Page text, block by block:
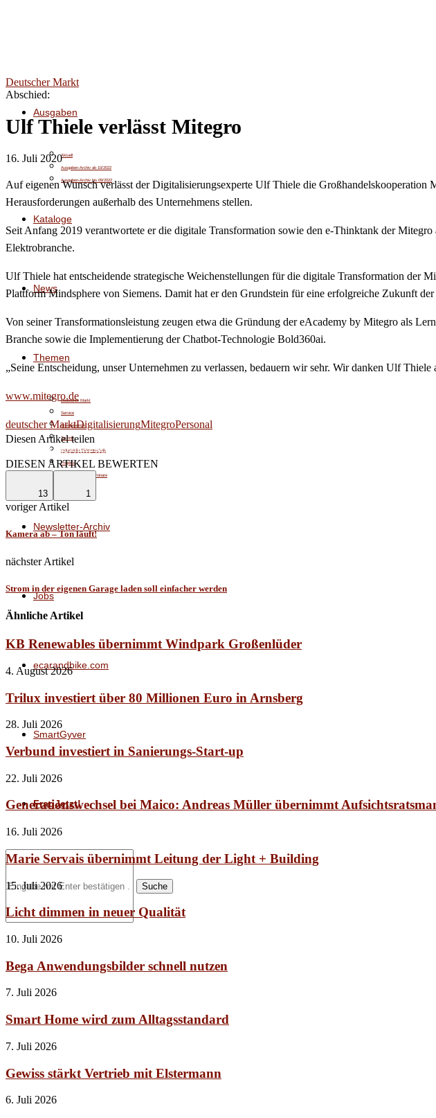
Ausgaben
Aktuell
Ausgaben-Archiv ab 10/2022
Ausgaben-Archiv bis 09/2022
Kataloge
News
Themen
Deutscher Markt
Service
Energiewende
Technik
Industrielle Elektrotechnik
Projekte
Veranstaltungen/Seminare
Newsletter-Archiv
Jobs
ecarandbike.com
SmartGyver
FragJetzt!
Suche
Deutscher Markt
Abschied:
Ulf Thiele verlässt Mitegro
16. Juli 2020
Auf eigenen Wunsch verlässt der Digitalisierungsexperte Ulf Thiele die
Herausforderungen außerhalb des Unternehmens stellen.
Seit Anfang 2019 verantwortete er die digitale Transformation sowie den e-Thinktank der
Elektrobranche.
Ulf Thiele hat entscheidende strategische Weichenstellungen für die digitale Transformation
Plattform Mindsphere von Siemens. Damit hat er den Grundstein für eine erfolgreiche Zukunft
Von seiner Transformationsleistung zeugen etwa die Gründung der eAcademy by Mitegro als
Branche sowie die Implementierung der Chatbot-Technologie Bold360ai.
„Seine Entscheidung, unser Unternehmen zu verlassen, bedauern wir sehr. Wir danken Ulf
www.mitegro.de
deutscher MarktDigitalisierungMitegroPersonal
Diesen Artikel teilen
LinkedinEmail
DIESEN ARTIKEL BEWERTEN
13 1
voriger Artikel
Kamera ab – Ton läuft!
nächster Artikel
Strom in der eigenen Garage laden soll einfacher werden
Ähnliche Artikel
KB Renewables übernimmt Windpark Großenlüder
4. August 2026
Trilux investiert über 80 Millionen Euro in Arnsberg
28. Juli 2026
Verbund investiert in Sanierungs-Start-up
22. Juli 2026
Generationswechsel bei Maico: Andreas Müller übernimmt
16. Juli 2026
Marie Servais übernimmt Leitung der Light + Building
15. Juli 2026
Licht dimmen in neuer Qualität
10. Juli 2026
Bega Anwendungsbilder schnell nutzen
7. Juli 2026
Smart Home wird zum Alltagsstandard
7. Juli 2026
Gewiss stärkt Vertrieb mit Elstermann
6. Juli 2026